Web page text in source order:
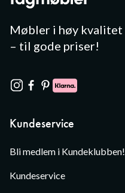
Møbler i høy kvalitet
– til gode priser!
Kundeservice
Bli medlem i Kundeklubben!
Kundeservice